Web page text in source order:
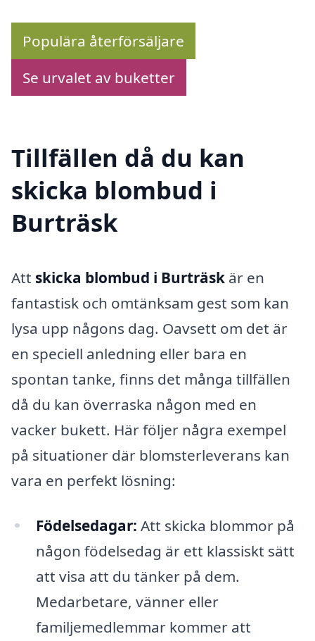
Populära återförsäljare
Se urvalet av buketter
Tillfällen då du kan
skicka blombud i
Burträsk
Att skicka blombud i Burträsk är en
fantastisk och omtänksam gest som kan
lysa upp någons dag. Oavsett om det är
en speciell anledning eller bara en
spontan tanke, finns det många tillfällen
då du kan överraska någon med en
vacker bukett. Här följer några exempel
på situationer där blomsterleverans kan
vara en perfekt lösning:
Födelsedagar: Att skicka blommor på
någon födelsedag är ett klassiskt sätt
att visa att du tänker på dem.
Medarbetare, vänner eller
familjemedlemmar kommer att